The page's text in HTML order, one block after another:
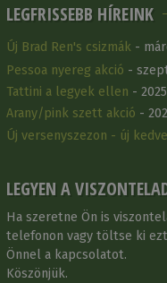
LEGFRISSEBB HÍREINK
Új Brad Ren's csizmák -
Pessoa nyereg akció -
Tattini a legyek ellen -
Arany/pink szett akció -
Új versenyszezon - új
LEGYEN A
Ha szeretne Ön is
telefonon vagy töltse ki
Önnel a kapcsolatot.
Köszönjük.